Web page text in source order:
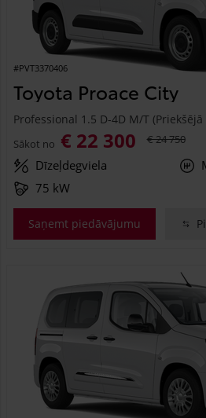
#PVT3370406
Toyota Proace City
Professional 1.5 D-4D M/T
Sākot no € 22 300 € 24 750
Dīzeļdegviela
75 kW
Saņemt piedāvājumu